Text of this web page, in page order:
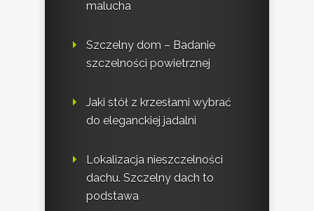
malucha
Szczelny dom – Badanie
szczelności powietrznej
Jaki stół z krzesłami wybrać
do eleganckiej jadalni
Lokalizacja nieszczelności
dachu. Szczelny dach to
podstawa